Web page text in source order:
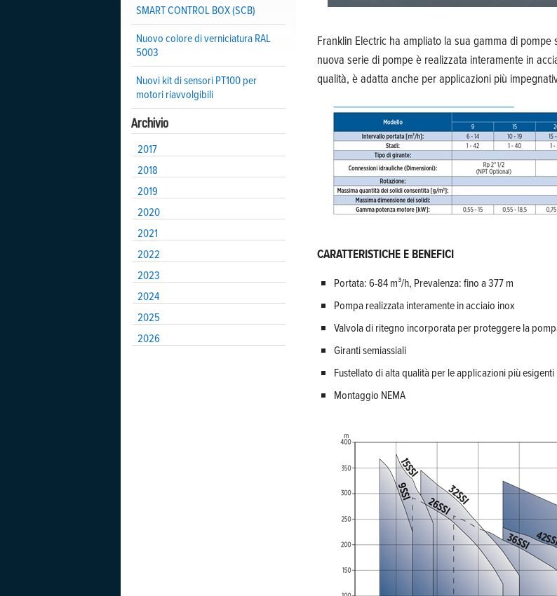
Franklin Electric ha ampliato la sua gamma di
nuova serie di pompe è realizzata interamente in
qualità, è adatta anche per applicazioni più
CARATTERISTICHE E BENEFICI
Portata: 6-84 m³/h, Prevalenza: fino a 377 m
Pompa realizzata interamente in acciaio inox
Valvola di ritegno incorporata per proteggere la
Giranti semiassiali
Fustellato di alta qualità per le applicazioni più esigenti
Montaggio NEMA
SMART CONTROL BOX (SCB)
Nuovo colore di verniciatura RAL
5003
Nuovi kit di sensori PT100 per
motori riavvolgibili
Archivio
2017
2018
2019
2020
2021
2022
2023
2024
2025
2026